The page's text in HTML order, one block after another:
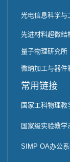
光电信息科学与
先进材料超微结
量子物理研究所
微纳加工与器件
常用链接
国家工科物理教
国家级实验教学
SIMP OA办公